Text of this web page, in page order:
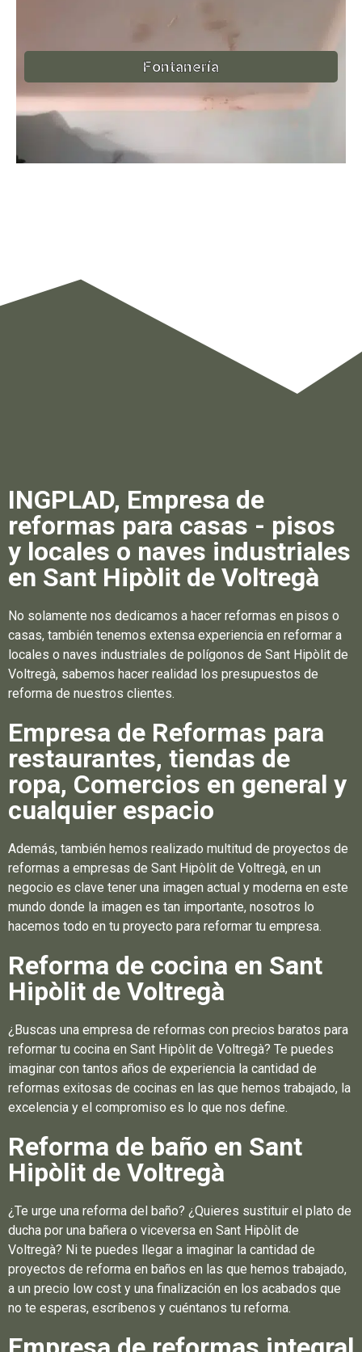
Fontanería
INGPLAD, Empresa de
reformas para casas - pisos
y locales o naves industriales
en Sant Hipòlit de Voltregà
No solamente nos dedicamos a hacer reformas en pisos o
casas, también tenemos extensa experiencia en reformar a
locales o naves industriales de polígonos de Sant Hipòlit de
Voltregà, sabemos hacer realidad los presupuestos de
reforma de nuestros clientes.
Empresa de Reformas para
restaurantes, tiendas de
ropa, Comercios en general y
cualquier espacio
Además, también hemos realizado multitud de proyectos de
reformas a empresas de Sant Hipòlit de Voltregà, en un
negocio es clave tener una imagen actual y moderna en este
mundo donde la imagen es tan importante, nosotros lo
hacemos todo en tu proyecto para reformar tu empresa.
Reforma de cocina en Sant
Hipòlit de Voltregà
¿Buscas una empresa de reformas con precios baratos para
reformar tu cocina en Sant Hipòlit de Voltregà? Te puedes
imaginar con tantos años de experiencia la cantidad de
reformas exitosas de cocinas en las que hemos trabajado, la
excelencia y el compromiso es lo que nos define.
Reforma de baño en Sant
Hipòlit de Voltregà
¿Te urge una reforma del baño? ¿Quieres sustituir el plato de
ducha por una bañera o viceversa en Sant Hipòlit de
Voltregà? Ni te puedes llegar a imaginar la cantidad de
proyectos de reforma en baños en las que hemos trabajado,
a un precio low cost y una finalización en los acabados que
no te esperas, escríbenos y cuéntanos tu reforma.